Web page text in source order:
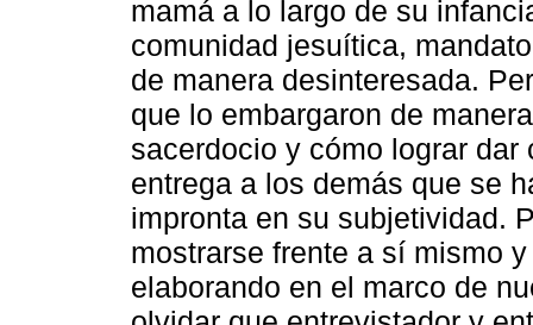
mamá a lo largo de su
comunidad jesuítica,
de manera desinteresada.
que lo embargaron de
sacerdocio y cómo lograr
entrega a los demás que se
impronta en su subjetividad.
mostrarse frente a sí mismo
elaborando en el marco de